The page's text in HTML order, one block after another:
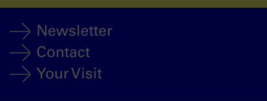
Newsletter
Contact
Your Visit